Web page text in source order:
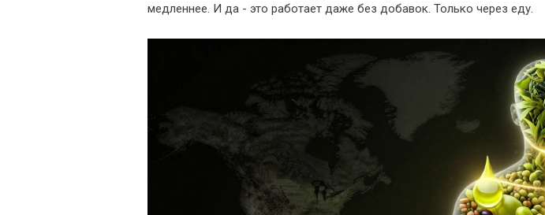
медленнее. И да - это работает даже без добавок. Только через еду.